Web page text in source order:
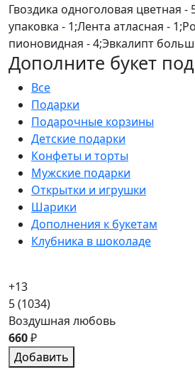
Гвоздика одноголовая цветная
упаковка - 1;Лента атласная -
пионовидная - 4;Эвкалипт
Дополните букет
Все
Подарки
Подарочные корзины
Детские подарки
Конфеты и торты
Мужские подарки
Открытки и игрушки
Шарики
Дополнения к букетам
Клубника в шоколаде
+13
5(1034)
Воздушная любовь
660₽
Добавить